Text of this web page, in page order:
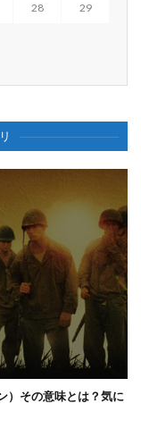
28 29
）その意味とは？気に